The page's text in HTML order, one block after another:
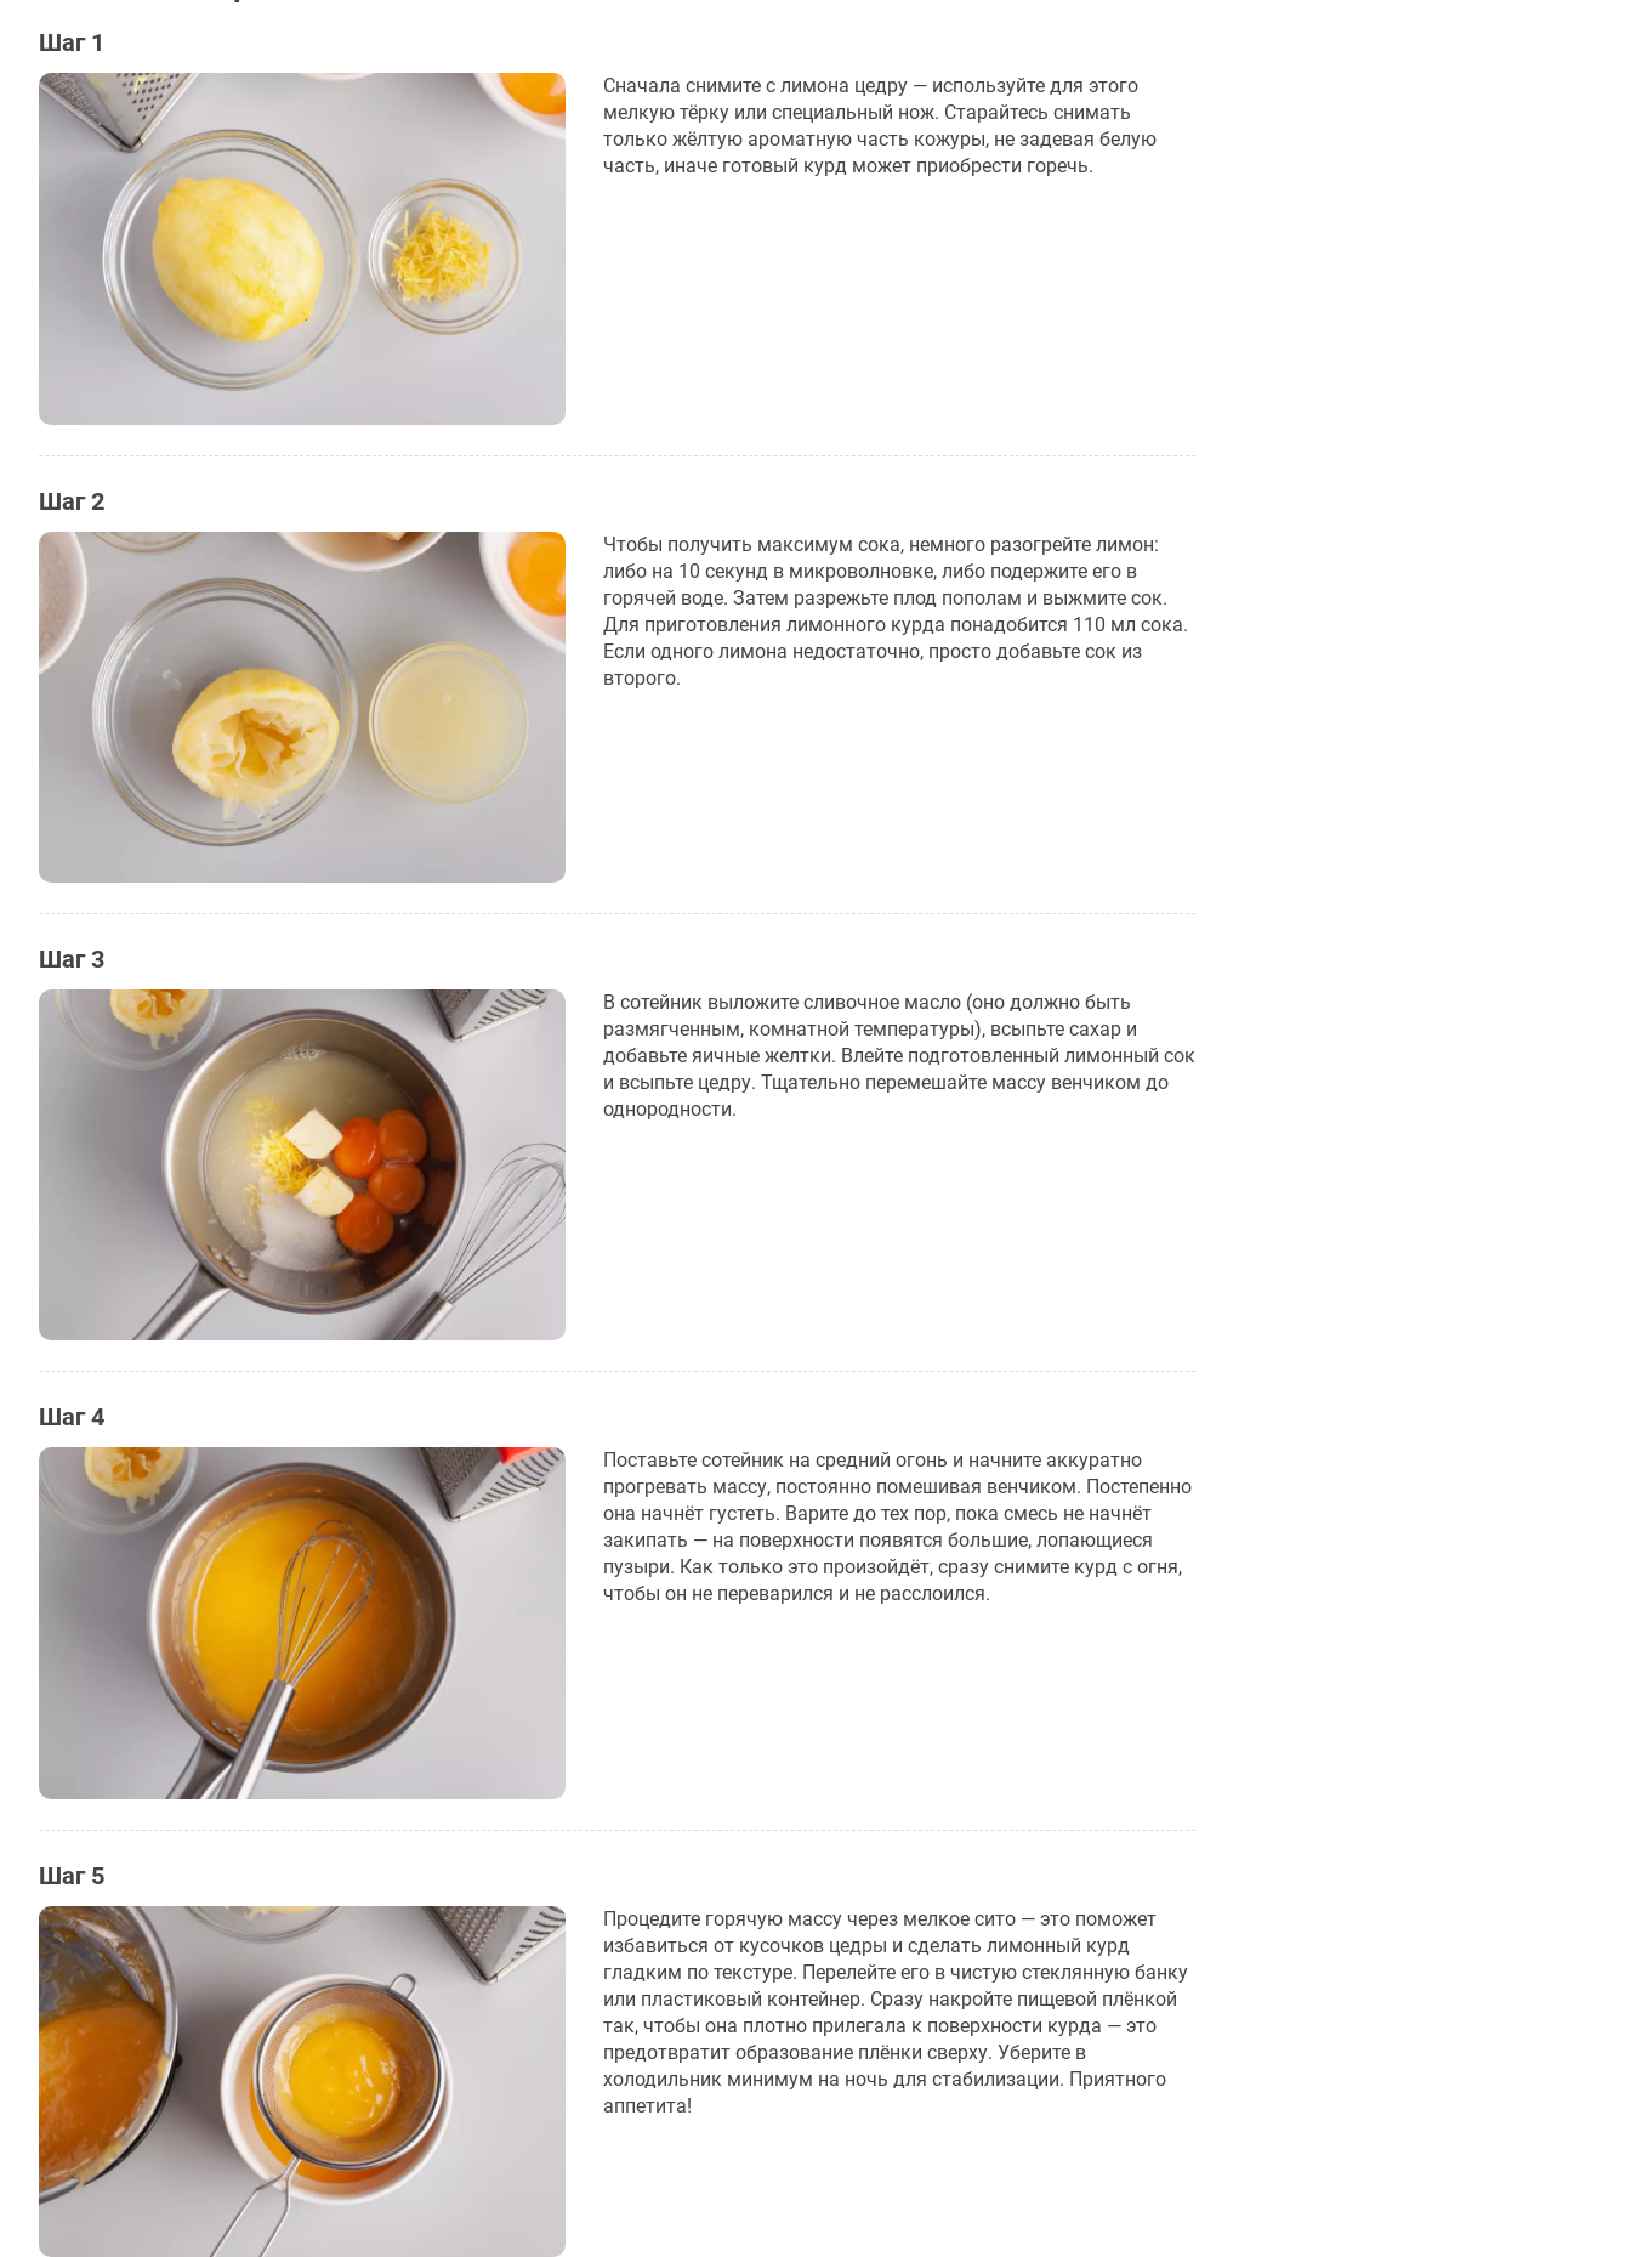
Шаг 1
Сначала снимите с лимона цедру — используйте для этого
мелкую тёрку или специальный нож. Старайтесь снимать
только жёлтую ароматную часть кожуры, не задевая белую
часть, иначе готовый курд может приобрести горечь.
Шаг 2
Чтобы получить максимум сока, немного разогрейте лимон:
либо на 10 секунд в микроволновке, либо подержите его в
горячей воде. Затем разрежьте плод пополам и выжмите сок.
Для приготовления лимонного курда понадобится 110 мл сока.
Если одного лимона недостаточно, просто добавьте сок из
второго.
Шаг 3
В сотейник выложите сливочное масло (оно должно быть
размягченным, комнатной температуры), всыпьте сахар и
добавьте яичные желтки. Влейте подготовленный лимонный сок
и всыпьте цедру. Тщательно перемешайте массу венчиком до
однородности.
Шаг 4
Поставьте сотейник на средний огонь и начните аккуратно
прогревать массу, постоянно помешивая венчиком. Постепенно
она начнёт густеть. Варите до тех пор, пока смесь не начнёт
закипать — на поверхности появятся большие, лопающиеся
пузыри. Как только это произойдёт, сразу снимите курд с огня,
чтобы он не переварился и не расслоился.
Шаг 5
Процедите горячую массу через мелкое сито — это поможет
избавиться от кусочков цедры и сделать лимонный курд
гладким по текстуре. Перелейте его в чистую стеклянную банку
или пластиковый контейнер. Сразу накройте пищевой плёнкой
так, чтобы она плотно прилегала к поверхности курда — это
предотвратит образование плёнки сверху. Уберите в
холодильник минимум на ночь для стабилизации. Приятного
аппетита!